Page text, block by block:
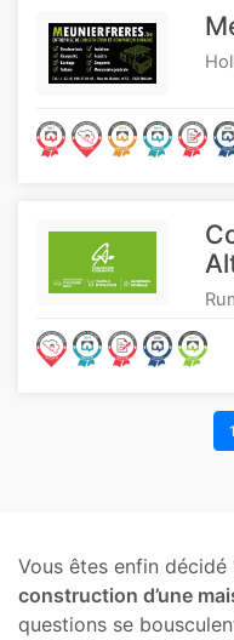
1
Vous êtes enfin
construction d’une
questions se